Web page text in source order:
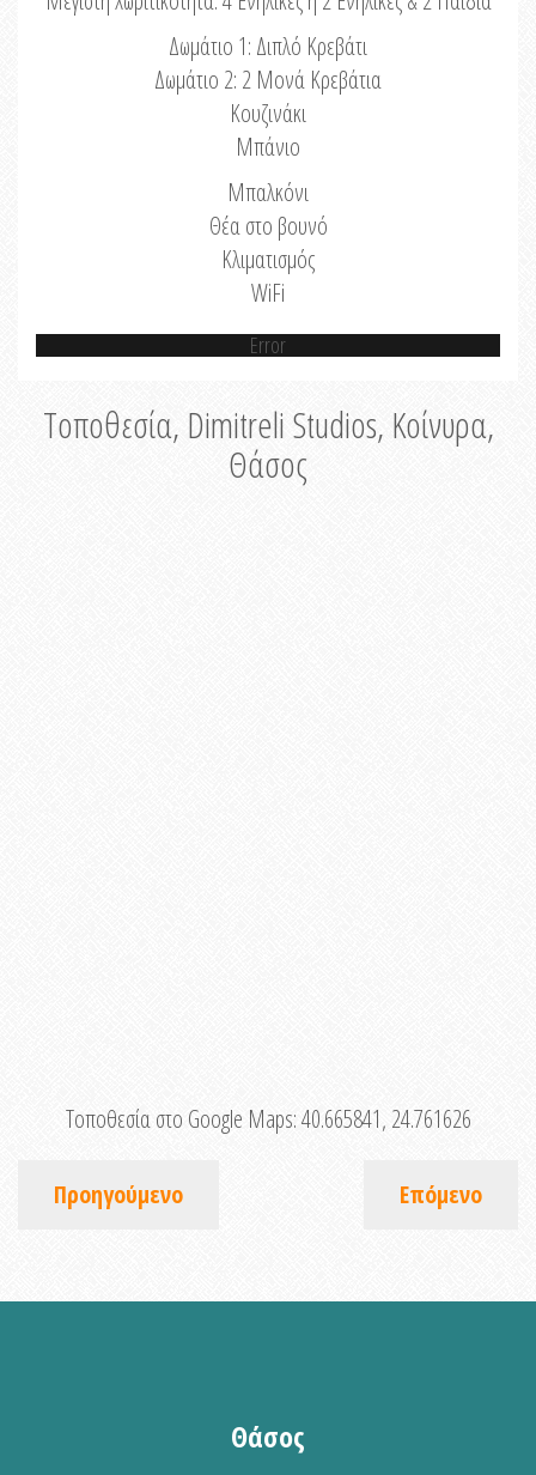
Δωμάτιο 1: Διπλό Κρεβάτι
Δωμάτιο 2: 2 Μονά Κρεβάτια
Κουζινάκι
Μπάνιο
Μπαλκόνι
Θέα στο βουνό
Κλιματισμός
WiFi
Error
Τοποθεσία, Dimitreli Studios, Κοίνυρα,
Θάσος
Τοποθεσία στο Google Maps:40.665841, 24.761626
Προηγούμενο Επόμενο
Θάσος